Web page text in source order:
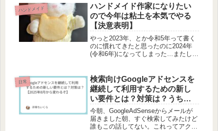
先生と、頼れるオバチャマスタッフの
皆様勢揃いという感じで非常に居心地
が...
ハンドメイド
ハンドメイド作家になりたい
ので今年は粘土を本気でやる
【決意表明】
やっと2023年、とか令和5年って書く
のに慣れてきたと思ったのに2024年
(令和6年)になってしまった…またしば
いくらです2023年、頑張ってブログ書
くぞと思ってましたが後半...
日常
検索向けGoogleアドセンスを
継続して利用するための新し
い要件とは？対策は？うちに
関係あるの？【なかった】
今朝、GoogleAdSenseからメールが
届きました朝、すぐ検索してみたけど
誰もこの話してない。これってアクセ